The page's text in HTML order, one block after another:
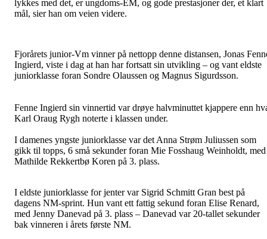
lykkes med det, er ungdoms-EM, og gode prestasjoner der, et klart
mål, sier han om veien videre.
Fjorårets junior-Vm vinner på nettopp denne distansen, Jonas
Ingierd, viste i dag at han har fortsatt sin utvikling – og vant eldste
juniorklasse foran Sondre Olaussen og Magnus Sigurdsson.
Fenne Ingierd sin vinnertid var drøye halvminuttet kjappere enn
Karl Oraug Rygh noterte i klassen under.
I damenes yngste juniorklasse var det Anna Strøm Juliussen som
gikk til topps, 6 små sekunder foran Mie Fosshaug Weinholdt, med
Mathilde Rekkertbø Koren på 3. plass.
I eldste juniorklasse for jenter var Sigrid Schmitt Gran best på
dagens NM-sprint. Hun vant ett fattig sekund foran Elise Renard,
med Jenny Danevad på 3. plass – Danevad var 20-tallet sekunder
bak vinneren i årets første NM.